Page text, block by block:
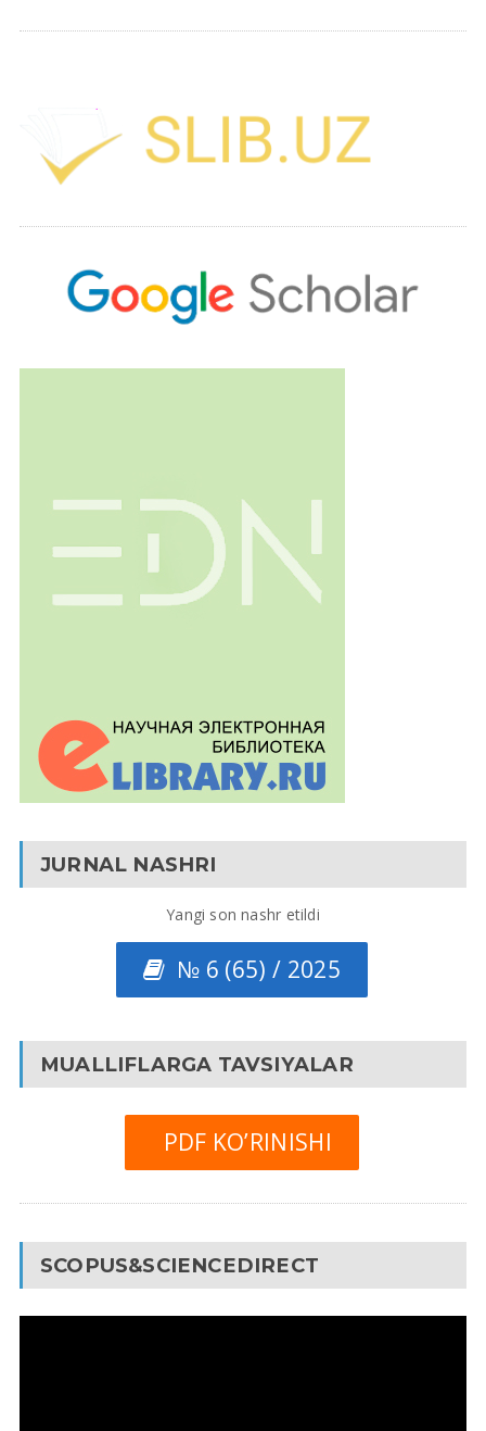
JURNAL NASHRI
Yangi son nashr etildi
№ 6 (65) / 2025
MUALLIFLARGA TAVSIYALAR
PDF KO’RINISHI
SCOPUS&SCIENCEDIRECT